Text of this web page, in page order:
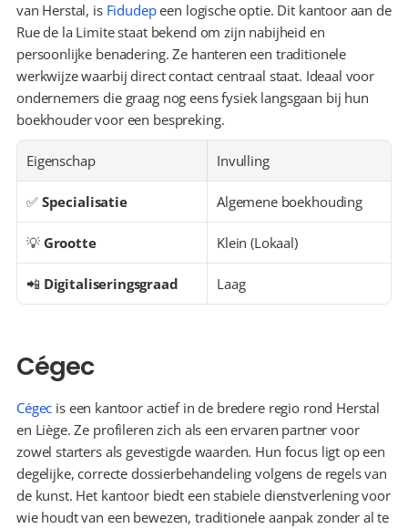
van Herstal, is Fidudep een logische optie. Dit kantoor aan de
Rue de la Limite staat bekend om zijn nabijheid en
persoonlijke benadering. Ze hanteren een traditionele
werkwijze waarbij direct contact centraal staat. Ideaal voor
ondernemers die graag nog eens fysiek langsgaan bij hun
boekhouder voor een bespreking.
Eigenschap Invulling
✅ Specialisatie Algemene boekhouding
💡 Grootte Klein (Lokaal)
📲 Digitaliseringsgraad Laag
Cégec
Cégec is een kantoor actief in de bredere regio rond Herstal
en Liège. Ze profileren zich als een ervaren partner voor
zowel starters als gevestigde waarden. Hun focus ligt op een
degelijke, correcte dossierbehandeling volgens de regels van
de kunst. Het kantoor biedt een stabiele dienstverlening voor
wie houdt van een bewezen, traditionele aanpak zonder al te